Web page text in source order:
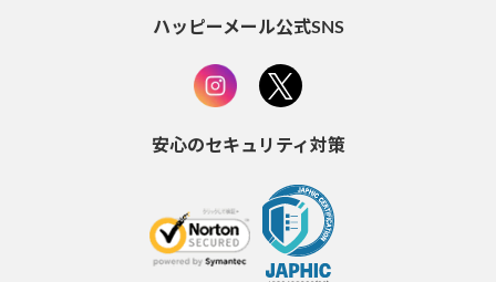
ハッピーメール公式SNS
安心のセキュリティ対策